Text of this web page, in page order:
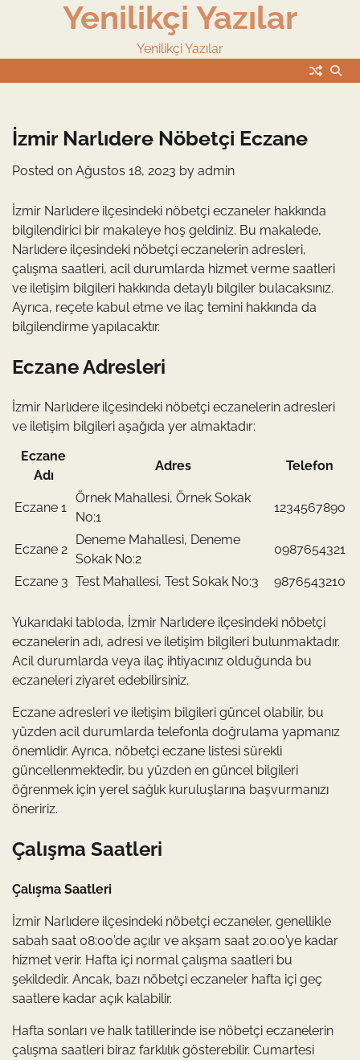
Yenilikçi Yazılar
Yenilikçi Yazılar
İzmir Narlıdere Nöbetçi Eczane
Posted on Ağustos 18, 2023 by admin
İzmir Narlıdere ilçesindeki nöbetçi eczaneler hakkında
bilgilendirici bir makaleye hoş geldiniz. Bu makalede,
Narlıdere ilçesindeki nöbetçi eczanelerin adresleri,
çalışma saatleri, acil durumlarda hizmet verme saatleri
ve iletişim bilgileri hakkında detaylı bilgiler bulacaksınız.
Ayrıca, reçete kabul etme ve ilaç temini hakkında da
bilgilendirme yapılacaktır.
Eczane Adresleri
İzmir Narlıdere ilçesindeki nöbetçi eczanelerin adresleri
ve iletişim bilgileri aşağıda yer almaktadır:
Eczane
Adı
Adres Telefon
Eczane 1
Örnek Mahallesi, Örnek Sokak
No:1
1234567890
Eczane 2
Deneme Mahallesi, Deneme
Sokak No:2
0987654321
Eczane 3 Test Mahallesi, Test Sokak No:3 9876543210
Yukarıdaki tabloda, İzmir Narlıdere ilçesindeki nöbetçi
eczanelerin adı, adresi ve iletişim bilgileri bulunmaktadır.
Acil durumlarda veya ilaç ihtiyacınız olduğunda bu
eczaneleri ziyaret edebilirsiniz.
Eczane adresleri ve iletişim bilgileri güncel olabilir, bu
yüzden acil durumlarda telefonla doğrulama yapmanız
önemlidir. Ayrıca, nöbetçi eczane listesi sürekli
güncellenmektedir, bu yüzden en güncel bilgileri
öğrenmek için yerel sağlık kuruluşlarına başvurmanızı
öneririz.
Çalışma Saatleri
Çalışma Saatleri
İzmir Narlıdere ilçesindeki nöbetçi eczaneler, genellikle
sabah saat 08:00’de açılır ve akşam saat 20:00’ye kadar
hizmet verir. Hafta içi normal çalışma saatleri bu
şekildedir. Ancak, bazı nöbetçi eczaneler hafta içi geç
saatlere kadar açık kalabilir.
Hafta sonları ve halk tatillerinde ise nöbetçi eczanelerin
çalışma saatleri biraz farklılık gösterebilir. Cumartesi